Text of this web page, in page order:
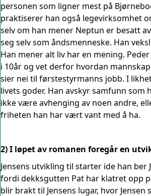
personen som ligner mest på
praktiserer han også legevirksomhet
selv om han mener Neptun er besatt
seg selv som åndsmenneske. Han
Han mener alt liv har en mening.
i 10år og vet derfor hvordan
sier nei til førstestyrmanns jobb. I
livets goder. Han avskyr samfunn
ikke være avhenging av noen andre,
friheten han har vært vant med å ha.
2) I løpet av romanen foregår en
Jensens utvikling til starter ide han
fordi dekksgutten Pat har klatret opp
blir brakt til Jensens lugar, hvor